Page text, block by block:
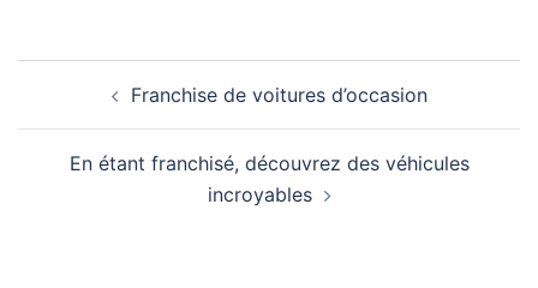
Franchise de voitures d’occasion
En étant franchisé, découvrez des véhicules
incroyables